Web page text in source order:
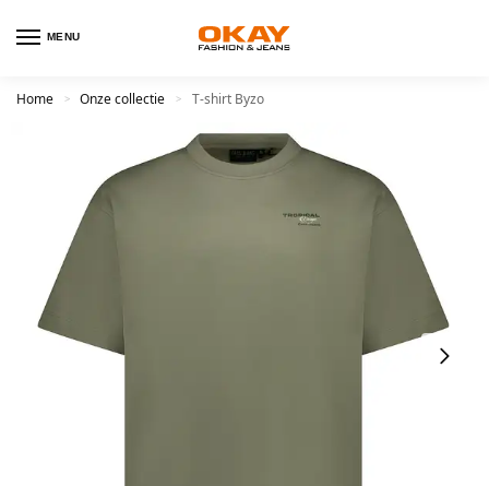
MENU
Home > Onze collectie > T-shirt Byzo